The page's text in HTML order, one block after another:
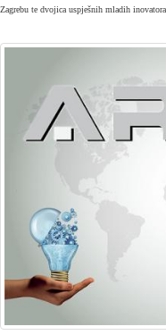
Zagrebu te dvojica uspješnih mladih